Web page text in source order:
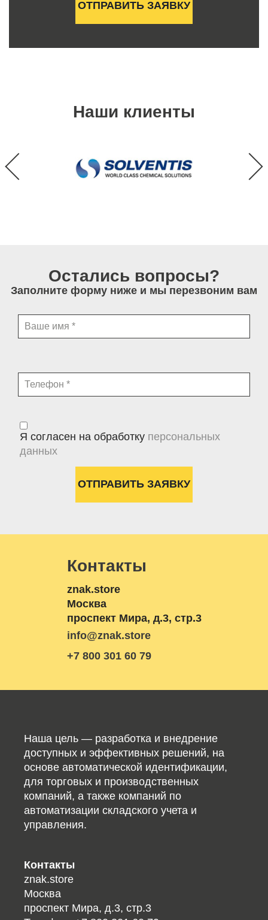
Наши клиенты
Остались вопросы?
Заполните форму ниже и мы перезвоним вам
Я согласен на обработку персональных
данных
Контакты
znak.store
Москва
проспект Мира, д.3, стр.3
info@znak.store
+7 800 301 60 79
Наша цель — разработка и внедрение
доступных и эффективных решений, на
основе автоматической идентификации,
для торговых и производственных
компаний, а также компаний по
автоматизации складского учета и
управления.
Контакты
znak.store
Москва
проспект Мира, д.3, стр.3